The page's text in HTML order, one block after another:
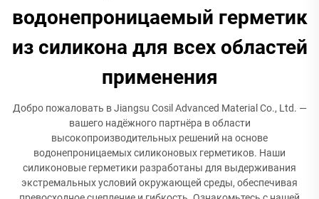
водонепроницаемый герметик
из силикона для всех областей
применения
Добро пожаловать в Jiangsu Cosil Advanced Material Co., Ltd. —
вашего надёжного партнёра в области
высокопроизводительных решений на основе
водонепроницаемых силиконовых герметиков. Наши
силиконовые герметики разработаны для выдерживания
экстремальных условий окружающей среды, обеспечивая